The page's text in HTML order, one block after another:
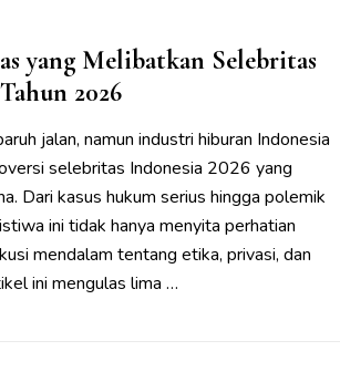
yang Melibatkan Selebritas
2026
jalan, namun industri hiburan Indonesia
selebritas Indonesia 2026 yang
Dari kasus hukum serius hingga polemik
ini tidak hanya menyita perhatian
mendalam tentang etika, privasi, dan
ini mengulas lima …